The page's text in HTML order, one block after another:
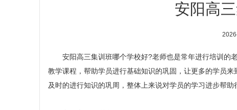
安阳高
安阳高三集训班哪个学校好?老师也是常年进行培训的
教学课程，帮助学员进行基础知识的巩固，让更多的学员
及时的进行知识的巩周，整体上来说对学员的学习进步帮